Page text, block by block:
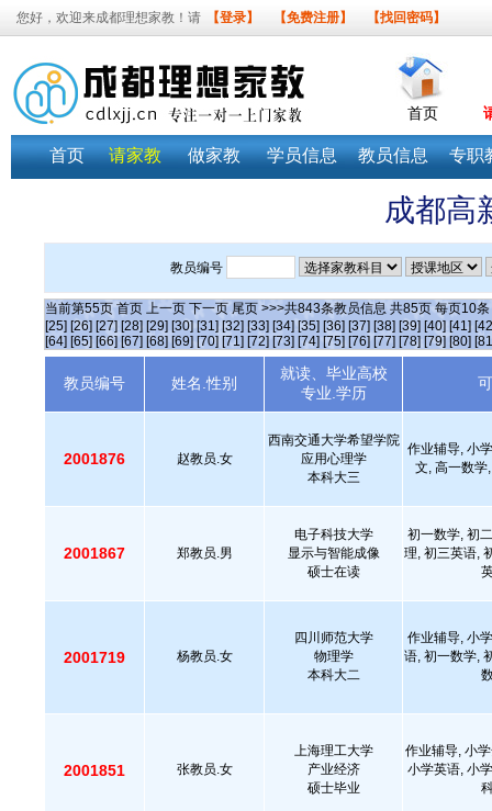
您好，欢迎来成都理想家教！请 【登录】 【免费注册】 【找回密码】
首页
首页 请家教 做家教 学员信息 教员信息 专职
成都高
教员编号
当前第55页 首页 上一页 下一页 尾页 >>>共843条教员信息 共85页 每页10条
[25] [26] [27] [28] [29] [30] [31] [32] [33] [34] [35] [36] [37] [38] [39] [40] [41]
[64] [65] [66] [67] [68] [69] [70] [71] [72] [73] [74] [75] [76] [77] [78] [79] [80]
教员编号 姓名.性别
就读、毕业高校
专业.学历
2001876 赵教员.女
西南交通大学希望学院
应用心理学
本科大三
作业辅导, 小
文, 高一数学
2001867 郑教员.男
电子科技大学
显示与智能成像
硕士在读
初一数学, 初
理, 初三英语,
2001719 杨教员.女
四川师范大学
物理学
本科大二
作业辅导, 小
语, 初一数学,
2001851 张教员.女
上海理工大学
产业经济
硕士毕业
作业辅导, 小
小学英语, 小